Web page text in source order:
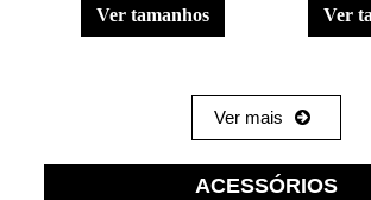
ver tamanhos ver
Ver mais
ACESSÓRIOS